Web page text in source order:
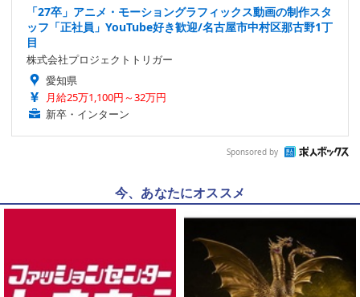
「27卒」アニメ・モーショングラフィックス動画の制作スタ
ッフ「正社員」YouTube好き歓迎/名古屋市中村区那古野1丁
目
株式会社プロジェクトトリガー
愛知県
月給25万1,100円～32万円
新卒・インターン
Sponsored by
今、あなたにオススメ